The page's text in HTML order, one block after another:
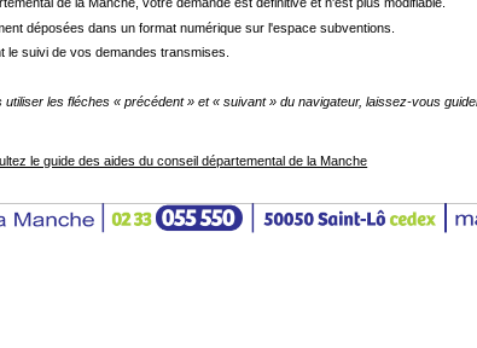
déposées dans un format numérique sur l'espace subventions.
le suivi de vos demandes transmises.
les fléches « précédent » et « suivant » du navigateur, laissez-vous
le guide des aides du conseil départemental de la Manche